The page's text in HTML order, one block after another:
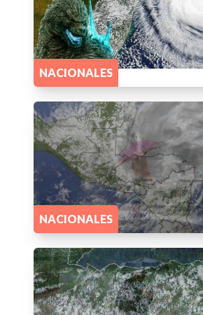
NACIONALES
NACIONALES